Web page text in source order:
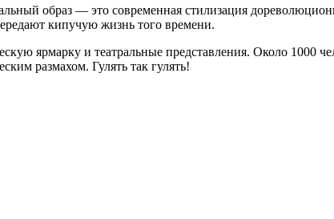
образ — это современная стилизация
кипучую жизнь того времени.
ярмарку и театральные представления. Около 1000
размахом. Гулять так гулять!